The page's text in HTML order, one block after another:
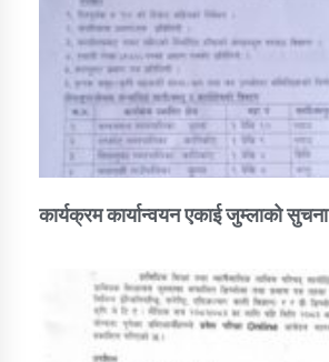
कार्यक्रम कार्यान्वयन एकाई जुम्लाको सुचना